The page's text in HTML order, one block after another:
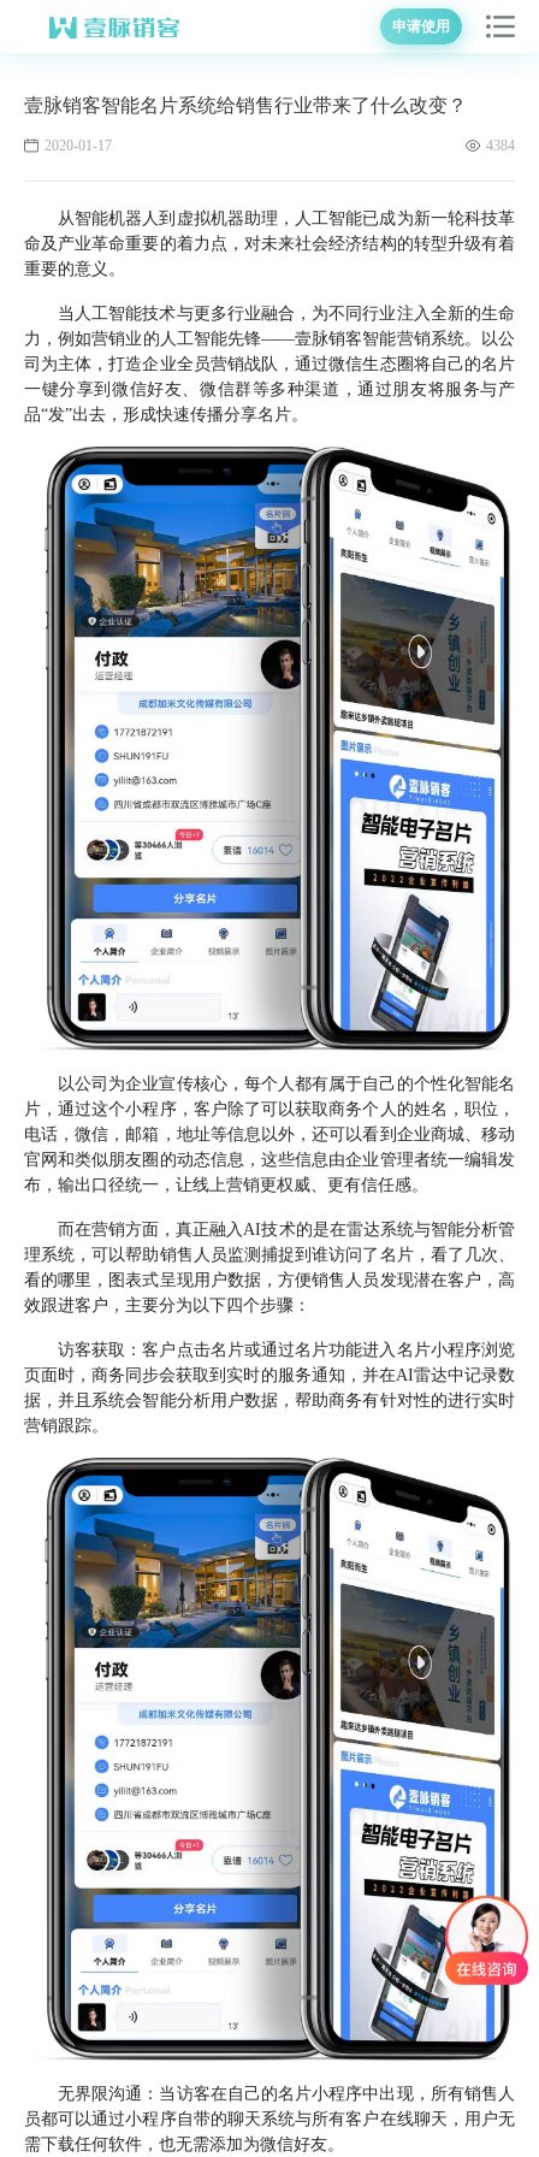
申请使用
壹脉销客智能名片系统给销售行业带来了什么改变？
2020-01-17 4384
从智能机器人到虚拟机器助理，人工智能已成为新一轮科技革
命及产业革命重要的着力点，对未来社会经济结构的转型升级有着
重要的意义。
当人工智能技术与更多行业融合，为不同行业注入全新的生命
力，例如营销业的人工智能先锋——壹脉销客智能营销系统。以公
司为主体，打造企业全员营销战队，通过微信生态圈将自己的名片
一键分享到微信好友、微信群等多种渠道，通过朋友将服务与产
品“发”出去，形成快速传播分享名片。
以公司为企业宣传核心，每个人都有属于自己的个性化智能名
片，通过这个小程序，客户除了可以获取商务个人的姓名，职位，
电话，微信，邮箱，地址等信息以外，还可以看到企业商城、移动
官网和类似朋友圈的动态信息，这些信息由企业管理者统一编辑发
布，输出口径统一，让线上营销更权威、更有信任感。
而在营销方面，真正融入AI技术的是在雷达系统与智能分析管
理系统，可以帮助销售人员监测捕捉到谁访问了名片，看了几次、
看的哪里，图表式呈现用户数据，方便销售人员发现潜在客户，高
效跟进客户，主要分为以下四个步骤：
访客获取：客户点击名片或通过名片功能进入名片小程序浏览
页面时，商务同步会获取到实时的服务通知，并在AI雷达中记录数
据，并且系统会智能分析用户数据，帮助商务有针对性的进行实时
营销跟踪。
无界限沟通：当访客在自己的名片小程序中出现，所有销售人
员都可以通过小程序自带的聊天系统与所有客户在线聊天，用户无
需下载任何软件，也无需添加为微信好友。